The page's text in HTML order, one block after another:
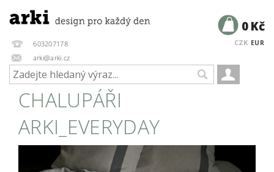
603207178
arki@arki.cz
CZK EUR
0 Kč
CHALUPÁŘI
ARKI_EVERYDAY